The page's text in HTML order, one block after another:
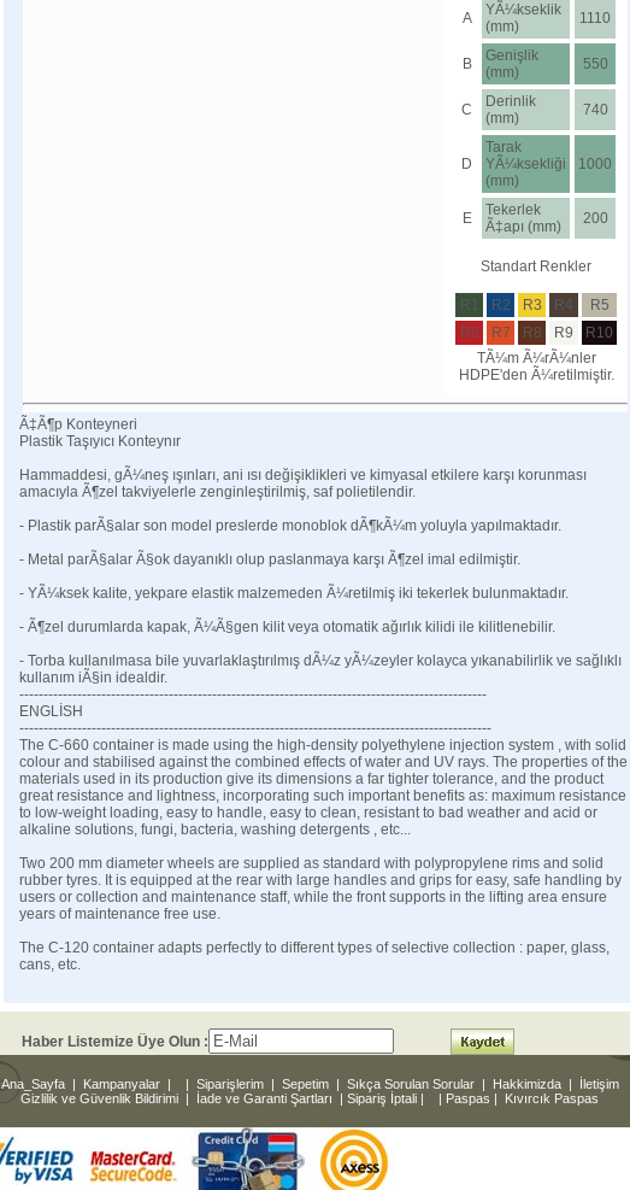
A
YÃ¼kseklik
(mm)
1110
B
Genişlik
(mm)
550
C
Derinlik
(mm)
740
D
Tarak
YÃ¼ksekliği
(mm)
1000
E
Tekerlek
Ã‡apı (mm)
200
Standart Renkler
R1 R2 R3 R4
R5
R6
R7 R8 R9
R10
TÃ¼m Ã¼rÃ¼nler
HDPE'den Ã¼retilmiştir.
Ã‡Ã¶p Konteyneri
Plastik Taşıyıcı Konteynır
Hammaddesi, gÃ¼neş ışınları, ani ısı değişiklikleri ve kimyasal etkilere karşı korunması
amacıyla Ã¶zel takviyelerle zenginleştirilmiş, saf polietilendir.
- Plastik parÃ§alar son model preslerde monoblok dÃ¶kÃ¼m yoluyla yapılmaktadır.
- Metal parÃ§alar Ã§ok dayanıklı olup paslanmaya karşı Ã¶zel imal edilmiştir.
- YÃ¼ksek kalite, yekpare elastik malzemeden Ã¼retilmiş iki tekerlek bulunmaktadır.
- Ã¶zel durumlarda kapak, Ã¼Ã§gen kilit veya otomatik ağırlık kilidi ile kilitlenebilir.
- Torba kullanılmasa bile yuvarlaklaştırılmış dÃ¼z yÃ¼zeyler kolayca yıkanabilirlik ve sağlıklı
kullanım iÃ§in idealdir.
-------------------------------------------------------------------------------------------------
ENGLİSH
--------------------------------------------------------------------------------------------------
The C-660 container is made using the high-density polyethylene injection system , with solid
colour and stabilised against the combined effects of water and UV rays. The properties of the
materials used in its production give its dimensions a far tighter tolerance, and the product
great resistance and lightness, incorporating such important benefits as: maximum resistance
to low-weight loading, easy to handle, easy to clean, resistant to bad weather and acid or
alkaline solutions, fungi, bacteria, washing detergents , etc...
Two 200 mm diameter wheels are supplied as standard with polypropylene rims and solid
rubber tyres. It is equipped at the rear with large handles and grips for easy, safe handling by
users or collection and maintenance staff, while the front supports in the lifting area ensure
years of maintenance free use.
The C-120 container adapts perfectly to different types of selective collection : paper, glass,
cans, etc.
Haber Listemize Üye Olun :
Ana_Sayfa| Kampanyalar| | Siparişlerim| Sepetim| Sıkça Sorulan Sorular| Hakkimizda|
İletişim
Gizlilik ve Güvenlik Bildirimi | İade ve Garanti Şartları | Sipariş İptali | | Paspas | Kıvırcık Paspas